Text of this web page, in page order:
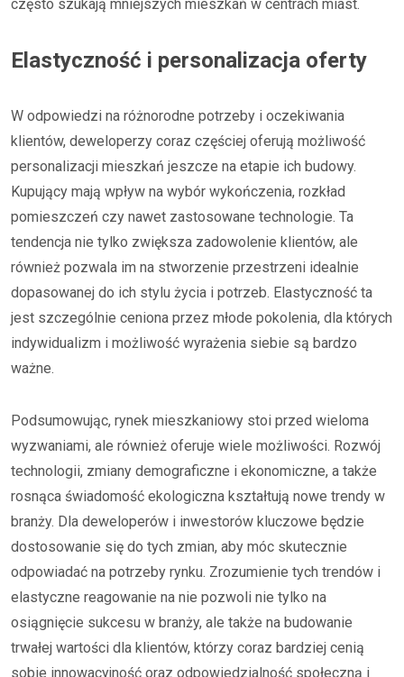
często szukają mniejszych mieszkań w centrach miast.
Elastyczność i personalizacja oferty
W odpowiedzi na różnorodne potrzeby i oczekiwania
klientów, deweloperzy coraz częściej oferują możliwość
personalizacji mieszkań jeszcze na etapie ich budowy.
Kupujący mają wpływ na wybór wykończenia, rozkład
pomieszczeń czy nawet zastosowane technologie. Ta
tendencja nie tylko zwiększa zadowolenie klientów, ale
również pozwala im na stworzenie przestrzeni idealnie
dopasowanej do ich stylu życia i potrzeb. Elastyczność ta
jest szczególnie ceniona przez młode pokolenia, dla których
indywidualizm i możliwość wyrażenia siebie są bardzo
ważne.
Podsumowując, rynek mieszkaniowy stoi przed wieloma
wyzwaniami, ale również oferuje wiele możliwości. Rozwój
technologii, zmiany demograficzne i ekonomiczne, a także
rosnąca świadomość ekologiczna kształtują nowe trendy w
branży. Dla deweloperów i inwestorów kluczowe będzie
dostosowanie się do tych zmian, aby móc skutecznie
odpowiadać na potrzeby rynku. Zrozumienie tych trendów i
elastyczne reagowanie na nie pozwoli nie tylko na
osiągnięcie sukcesu w branży, ale także na budowanie
trwałej wartości dla klientów, którzy coraz bardziej cenią
sobie innowacyjność oraz odpowiedzialność społeczną i